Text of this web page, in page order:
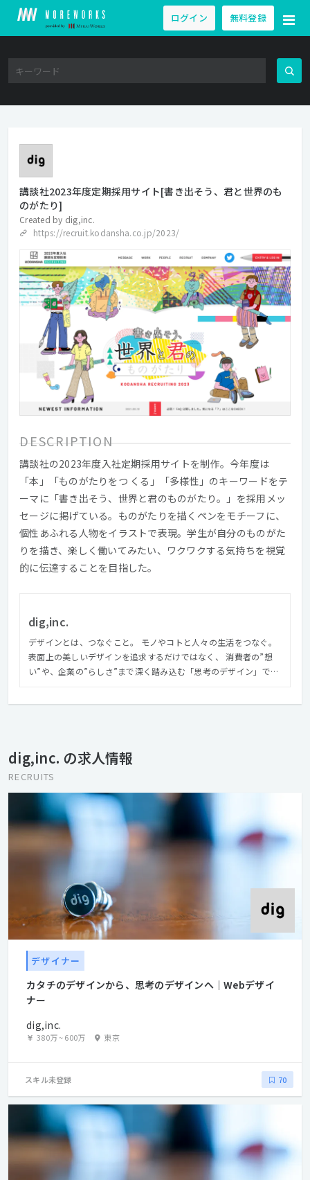
ログイン 無料登録
講談社2023年度定期採用サイト[書き出そう、君と世界のも
のがたり]
Created by dig,inc.
https://recruit.kodansha.co.jp/2023/
DESCRIPTION
講談社の2023年度入社定期採用サイトを制作。今年度は
「本」「ものがたりをつ くる」「多様性」のキーワードをテ
ーマに「書き出そう、世界と君のものがたり。」を採用メッ
セージに掲げている。ものがたりを描くペンをモチーフに、
個性あふれる人物をイラストで表現。学生が自分のものがた
りを描き、楽しく働いてみたい、ワクワクする気持ちを視覚
的に伝達することを目指した。
dig,inc.
デザインとは、つなぐこと。 モノやコトと人々の生活をつなぐ。
表面上の美しいデザインを追求するだけではなく、 消費者の”想
い”や、企業の”らしさ”まで深く踏み込む「思考のデザイン」で、
をトータルに、 そして社内でワンストップに取り組むことで、企
業と人々をつないでいきます。 モノがあふれている現代におい
を使う人たちがまだ気が付いていないインサイトを発見し、 この
２つを結びつけることだと私たちは考えます。 私たちは、それを
言葉とイメージで世の中に提示します。 消費者と企業、それぞれ
の想いを翻訳し、つないでいく。 それが、私たちのミッションで
す。 https://www.dig.co.jp/experience/
dig,inc. の求人情報
RECRUITS
デザイナー
カタチのデザインから、思考のデザインへ｜Webデザイ
ナー
dig,inc.
380万~600万 東京
スキル未登録 70